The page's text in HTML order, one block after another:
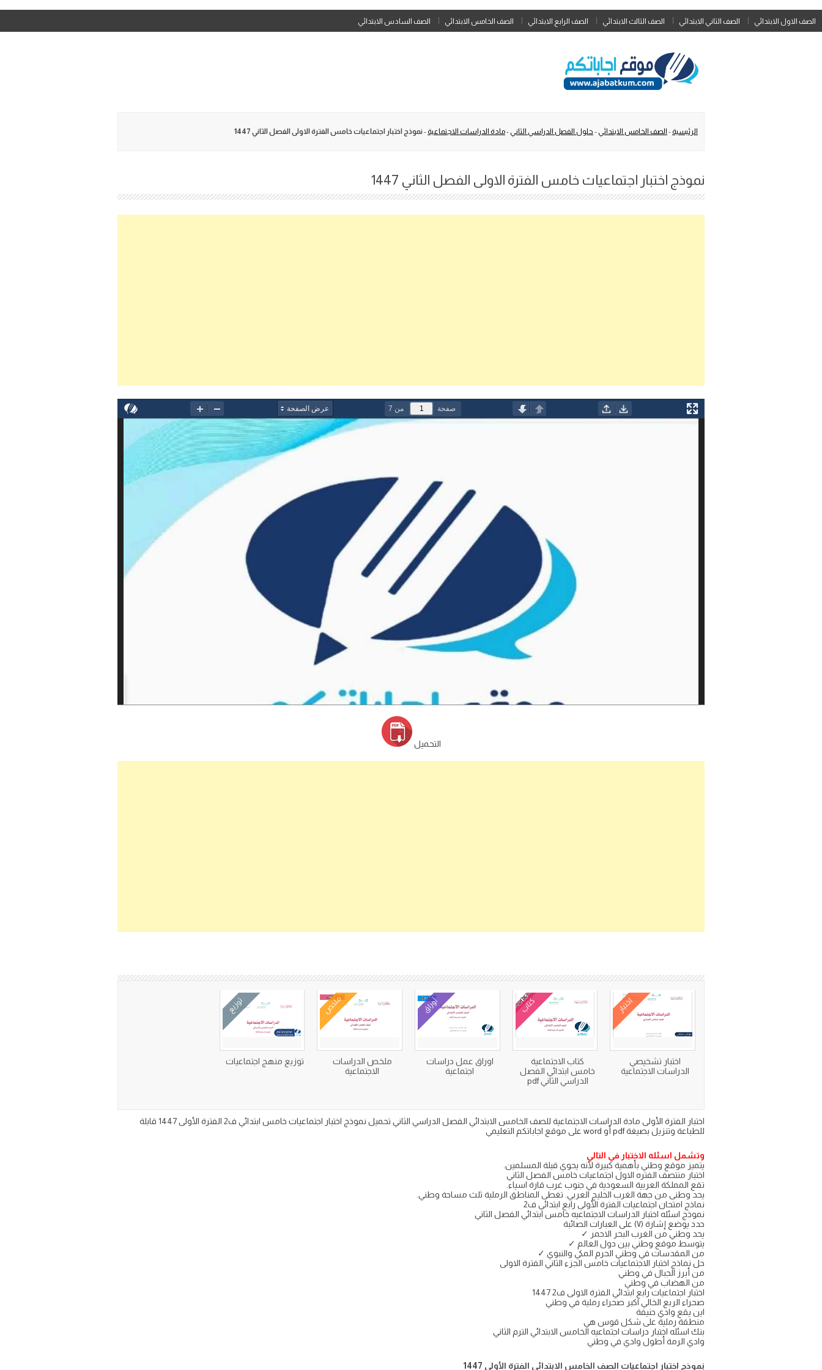
Skip
to
الصف الاول الابتدائي الصف الثاني الابتدائي الصف الثالث الابتدائي الصف الرابع الابتدائي الصف الخامس الابتدائي الصف السادس الابتدائي
الرئيسية - الصف الخامس الابتدائي - حلول الفصل الدراسي الثاني -مادة الدراسات الاجتماعية -نموذج اختبار اجتماعيات خامس الفترة الاولى الفصل الثاني 1447
نموذج اختبار اجتماعيات خامس الفترة الاولى الفصل الثاني 1447
التحميل
اختبار
اختبار تشخيصي
الدراسات الاجتماعية
كتاب
كتاب الاجتماعية
خامس ابتدائي الفصل
الدراسي الثاني pdf
أوراق
اوراق عمل دراسات
اجتماعية
ملخص
ملخص الدراسات
الاجتماعية
توزيع
توزيع منهج اجتماعيات
اختبار الفترة الأولى مادة الدراسات الاجتماعية للصف الخامس الابتدائي الفصل الدراسي الثاني تحميل نموذج اختبار اجتماعيات خامس ابتدائي ف2 الفترة الأولى 1447 قابلة
للطباعة وتنزيل بصيغة pdf أو word على موقع اجاباتكم التعليمي
وتشمل اسئله الاختبار في التالي
يتميز موقع وطني بأهمية كبيرة لأنه يحوي قبلة المسلمين.
اختبار منتصف الفتره الاول اجتماعيات خامس الفصل الثاني
تقع المملكة العربية السعودية في جنوب غرب قارة اسياء.
يحد وطنى من جهة الغرب الخليج العربي. تغطى المناطق الرملية ثلث مساحة وطني.
نماذج امتحان اجتماعيات الفترة الأولى رابع ابتدائي ف2
نموذج اسئله اختبار الدراسات الاجتماعيه خامس ابتدائي الفصل الثاني
حدد يوضع إشارة (۷) على العبارات الصائبة
يحد وطني من الغرب البحر الاحمر ✓
يتوسط موقع وطني بين دول العالم ✓
من المقدسات في وطني الحرم المكي والنبوي ✓
حل نماذج اختبار الاجتماعيات خامس الجزء الثاني الفترة الاولى
من أبرز الجبال في وطني
من الهضاب في وطني
اختبار اجتماعيات رابع ابتدائي الفترة الاولى ف2 1447
صحراء الربع الخالي اکبر صحراء رملية في وطني
اين يقع وادي حنيفة
منطقة رملية على شكل قوس هي
بنك اسئله اختبار دراسات اجتماعيه الخامس الابتدائي الترم الثاني
وادي الرمة أطول وادي في وطني
نموذج اختبار اجتماعيات الصف الخامس الابتدائي الفترة الأولى 1447